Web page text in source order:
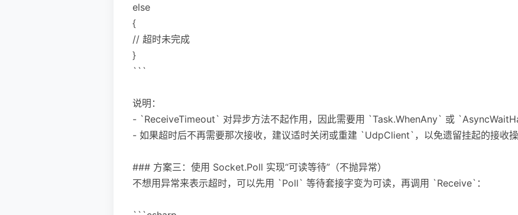
else
{
// 超时未完成
}
```
说明：
- `ReceiveTimeout` 对异步方法不起作用，因此需要用 `Task.WhenAny` 或
- 如果超时后不再需要那次接收，建议适时关闭或重建 `UdpClient`，以免遗留挂起的接收操
### 方案三：使用 Socket.Poll 实现“可读等待”（不抛异常）
不想用异常来表示超时，可以先用 `Poll` 等待套接字变为可读，再调用 `Receive`：